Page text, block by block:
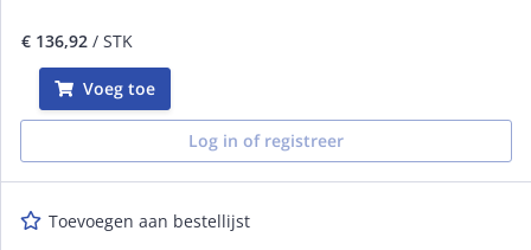
€ 136,92 / STK
Voeg toe
Log in of registreer
Toevoegen aan bestellijst